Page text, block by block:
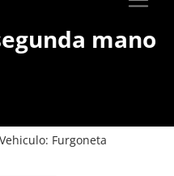
mano
Vehiculo: Furgoneta